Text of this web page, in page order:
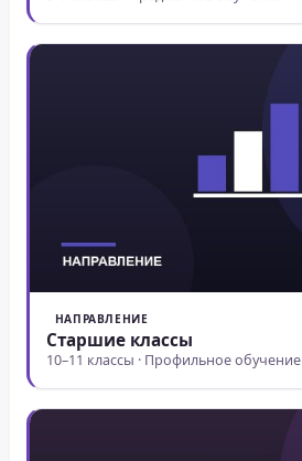
НАПРАВЛЕНИЕ
Старшие классы
10–11 классы · Профильное обучение